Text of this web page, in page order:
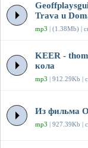
Trava u
mp3 | (1.38Mb) |
KEER -
кола
mp3 | 912.29Kb |
Из фильма
mp3 | 927.39Kb |